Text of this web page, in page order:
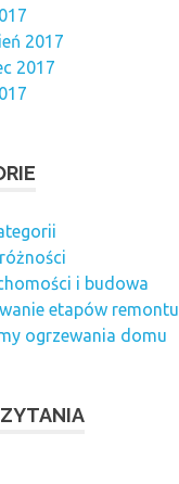
2017
2017
i budowa
etapów remontu
ogrzewania domu